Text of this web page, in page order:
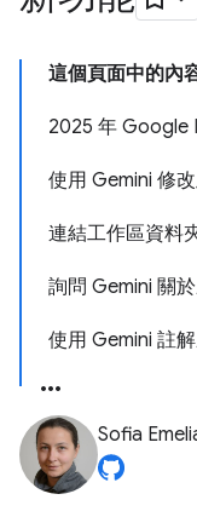
這個頁面中的內
2025 年 Google
使用 Gemini 修
連結工作區資料
詢問 Gemini 關
使用 Gemini 註
Sofia